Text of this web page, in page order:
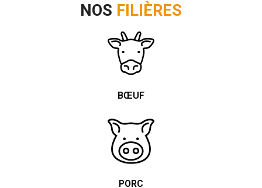
NOS FILIÈRES
BŒUF
PORC